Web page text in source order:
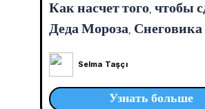
Как насчет того, чтобы
Деда Мороза,
Сосну?
Selma Taşçı
Узнать больше